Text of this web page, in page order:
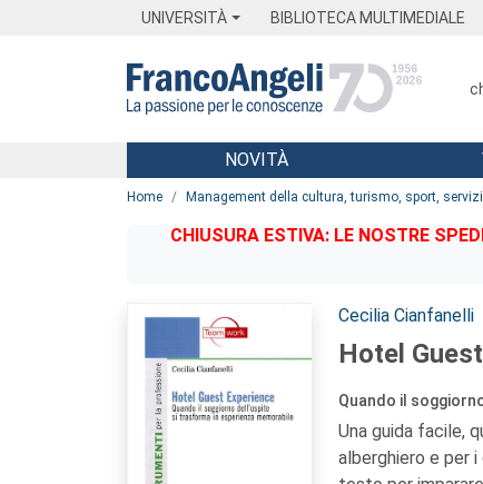
UNIVERSITÀ BIBLIOTECA MULTIMEDIALE
Menu
NOVITÀ
Home Management della cultura, turismo, sport, servizi
CHIUSURA ESTIVA: LE NOSTRE
Autori:
Cecilia Cianfanelli
Hotel
Quando il
Una guida facile,
alberghiero e per